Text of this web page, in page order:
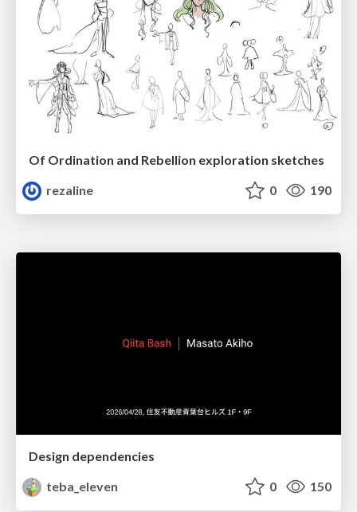
Of Ordination and Rebellion exploration sketches
rezaline
0 190
Design dependencies
teba_eleven
0 150